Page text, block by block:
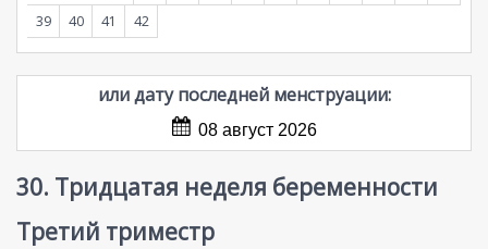
39
40 41 42
или дату последней менструации:
08 август 2026
30. Тридцатая неделя беременности
Третий триместр